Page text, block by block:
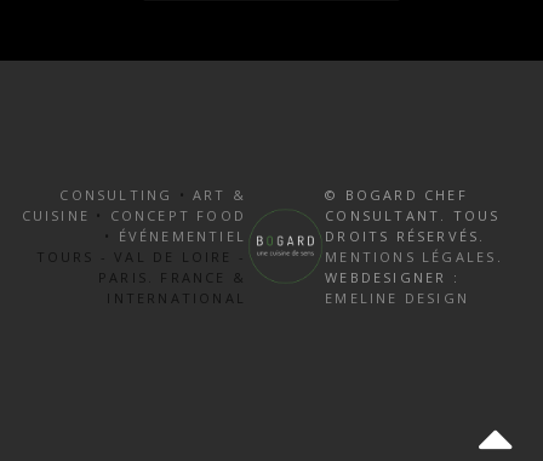
CONSULTING • ART &
CUISINE • CONCEPT FOOD
• ÉVÉNEMENTIEL
TOURS - VAL DE LOIRE -
PARIS. FRANCE &
INTERNATIONAL
© BOGARD CHEF
CONSULTANT. TOUS
DROITS RÉSERVÉS.
MENTIONS LÉGALES
WEBDESIGNER :
EMELINE DESIGN